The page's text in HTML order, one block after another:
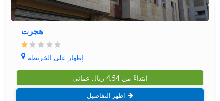
هجرت
إظهار على الخريطة
ابتداءً من 4.54 ريال عماني
اظهر التفاصيل